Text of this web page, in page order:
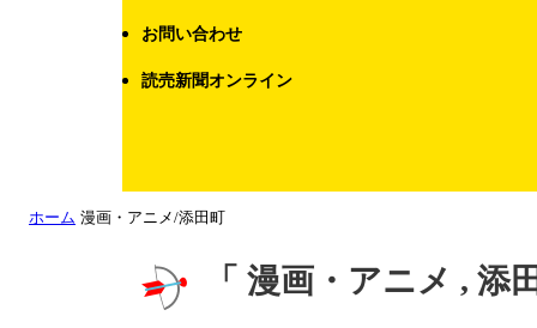
お問い合わせ
読売新聞オンライン
ホーム 漫画・アニメ/添田町
「 漫画・アニメ , 添